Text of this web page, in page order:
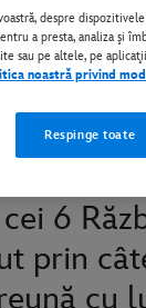
6
prin
cu
despre
a presta, analiza şi
sau pe altele, pe
noastră privind
Respinge toate